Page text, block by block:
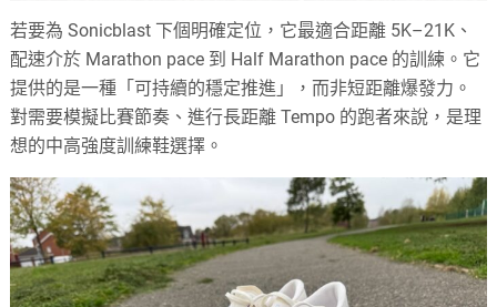
若要為 Sonicblast 下個明確定位，它最適合距離 5K–21K、
配速介於 Marathon pace 到 Half Marathon pace 的訓練。它
提供的是一種「可持續的穩定推進」，而非短距離爆發力。
對需要模擬比賽節奏、進行長距離 Tempo 的跑者來說，是理
想的中高強度訓練鞋選擇。